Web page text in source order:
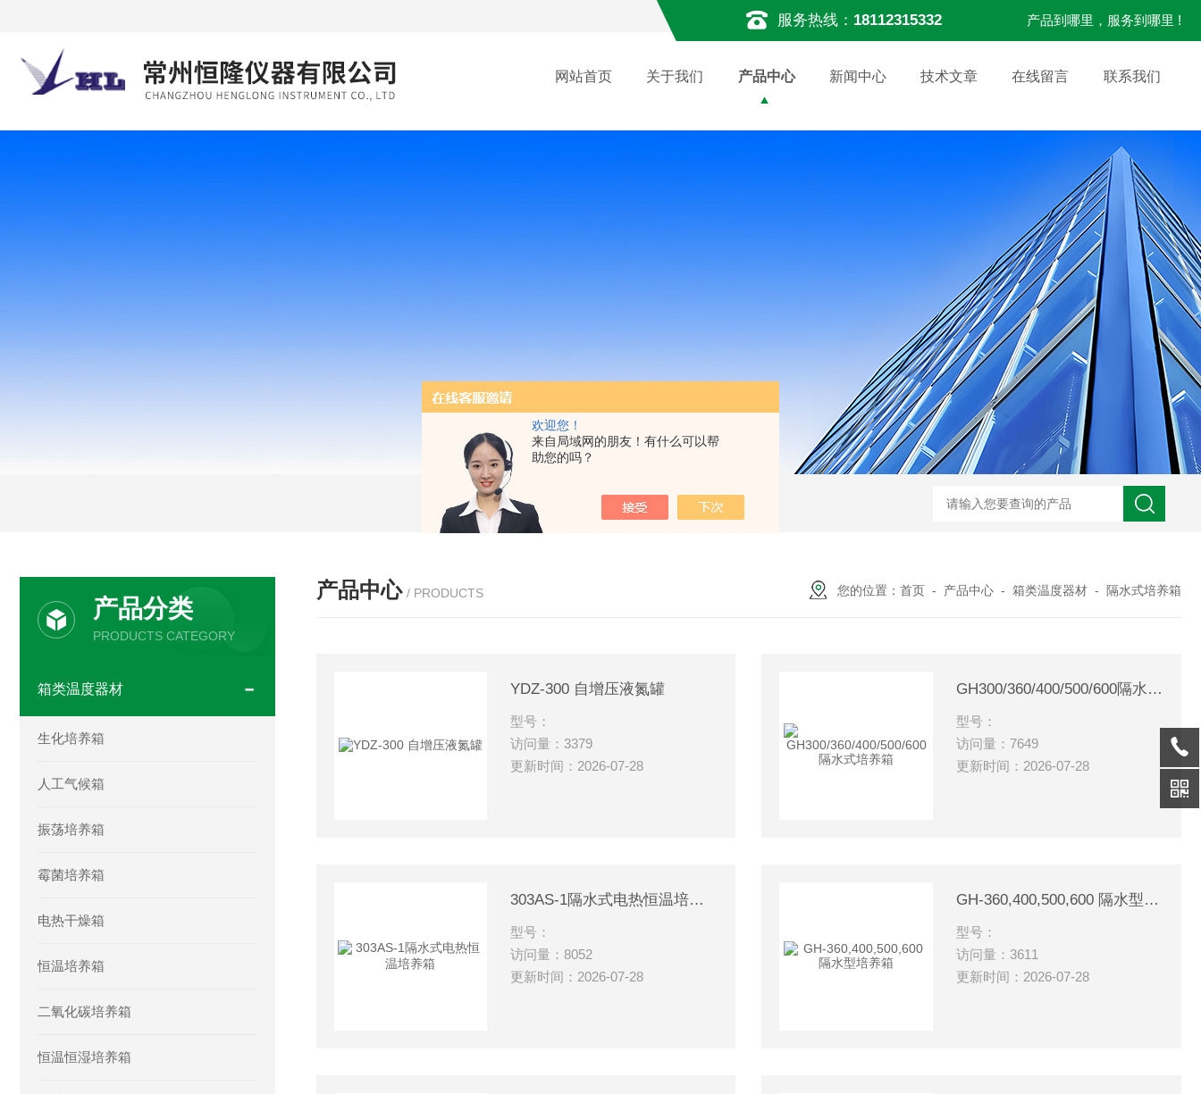
欢迎您！
来自局域网的朋友！有什么可以帮
助您的吗？
服务热线： 18112315332 产品到哪里，服务到哪里 !
网站首页 关于我们 产品中心 新闻中心 技术文章 在线留言 联系我们
产品分类
PRODUCTS CATEGORY
箱类温度器材
生化培养箱
人工气候箱
振荡培养箱
霉菌培养箱
电热干燥箱
恒温培养箱
二氧化碳培养箱
恒温恒湿培养箱
产品中心 / PRODUCTS 您的位置： 首页 - 产品中心 - 箱类温度器材 - 隔水式培养箱
YDZ-300 自增压液氮罐
型号：
访问量：3379
更新时间：2026-07-28
GH300/360/400/500/600隔水式培养箱
型号：
访问量：7649
更新时间：2026-07-28
303AS-1隔水式电热恒温培养箱
型号：
访问量：8052
更新时间：2026-07-28
GH-360,400,500,600 隔水型培养箱
型号：
访问量：3611
更新时间：2026-07-28